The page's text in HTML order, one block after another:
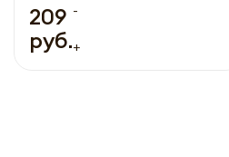
209
руб.
-
+